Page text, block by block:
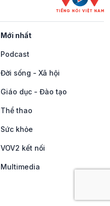
Mới nhất
Podcast
Đời sống - Xã hội
Giáo dục - Đào tạo
Thể thao
Sức khỏe
VOV2 kết nối
Multimedia